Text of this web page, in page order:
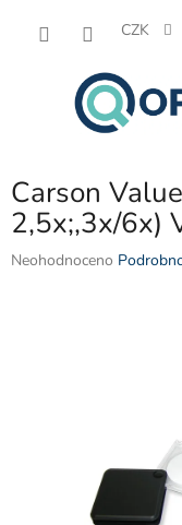
CZK
Carson
2,5x;,3x/6x)
Průměrné
Neohodnoceno